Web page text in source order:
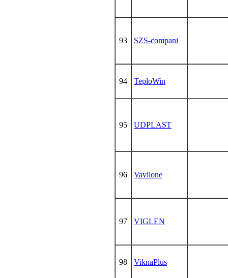
93 SZS-compani
94 TeploWin
95 UDPLAST
96 Vavilone
97 VIGLEN
98 ViknaPlus